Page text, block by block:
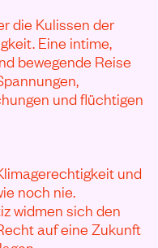
die Kulissen der
Eine intime,
bewegende Reise
und flüchtigen
und
noch nie.
widmen sich den
auf eine Zukunft